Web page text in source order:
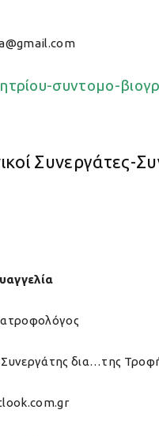
@gmail.com
συντομο-
Συνεργάτες-
Συνεργάτης δια…της